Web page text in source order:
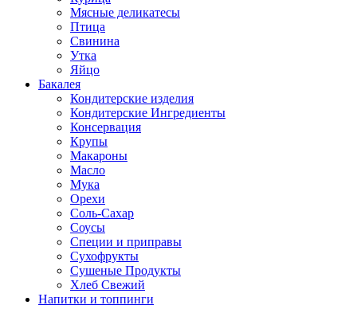
Мясные деликатесы
Птица
Свинина
Утка
Яйцо
Бакалея
Кондитерские изделия
Кондитерские Ингредиенты
Консервация
Крупы
Макароны
Масло
Мука
Орехи
Соль-Сахар
Соусы
Специи и приправы
Сухофрукты
Сушеные Продукты
Хлеб Свежий
Напитки и топпинги